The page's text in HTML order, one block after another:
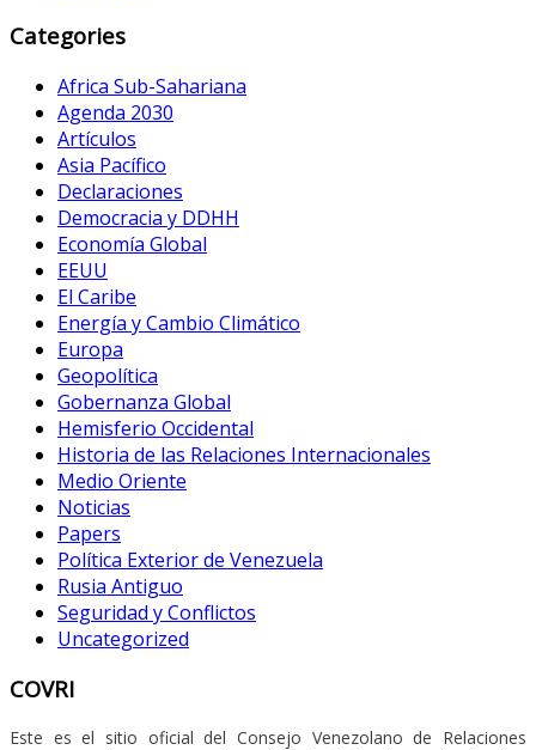
Categories
Africa Sub-Sahariana
Agenda 2030
Artículos
Asia Pacífico
Declaraciones
Democracia y DDHH
Economía Global
EEUU
El Caribe
Energía y Cambio Climático
Europa
Geopolítica
Gobernanza Global
Hemisferio Occidental
Historia de las Relaciones Internacionales
Medio Oriente
Noticias
Papers
Política Exterior de Venezuela
Rusia Antiguo
Seguridad y Conflictos
Uncategorized
COVRI
Este es el sitio oficial del Consejo Venezolano de Relaciones